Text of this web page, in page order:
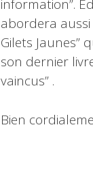
information”.
abordera aussi
Gilets Jaunes”
son dernier
vaincus” .
Bien